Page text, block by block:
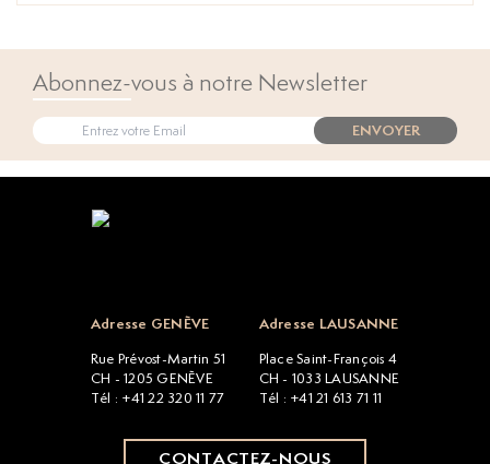
Abonnez-vous à notre Newsletter
ENVOYER
Adresse GENÈVE
Rue Prévost-Martin 51
CH - 1205 GENÈVE
Tél : +41 22 320 11 77
Adresse LAUSANNE
Place Saint-François 4
CH - 1033 LAUSANNE
Tél : +41 21 613 71 11
CONTACTEZ-NOUS